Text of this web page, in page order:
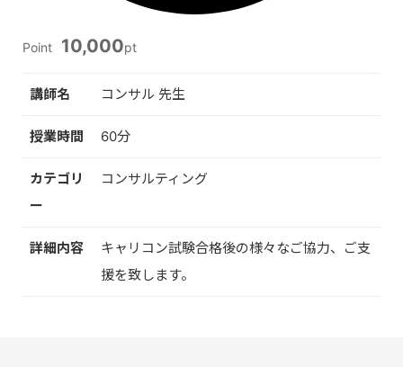
Point 10,000pt
講師名 コンサル 先生
授業時間 60分
カテゴリ
ー
コンサルティング
詳細内容
キャリコン試験合格後の様々なご協力、ご支
援を致します。